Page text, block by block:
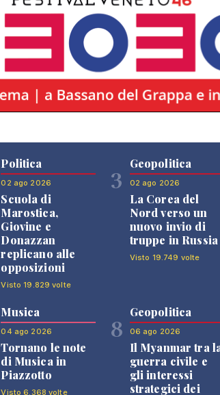
Politica
02 ago 2026
Scuola di
Marostica,
Giovine e
Donazzan
replicano alle
opposizioni
Visto 19.829 volte
3
Geopolitica
02 ago 2026
La Corea del
Nord verso un
nuovo invio di
truppe in Russia
Visto 19.749 volte
Musica
04 ago 2026
Tornano le note
di Musica in
Piazzotto
Visto 6.368 volte
8
Geopolitica
06 ago 2026
Il Myanmar tra
guerra civile e
gli interessi
strategici dei